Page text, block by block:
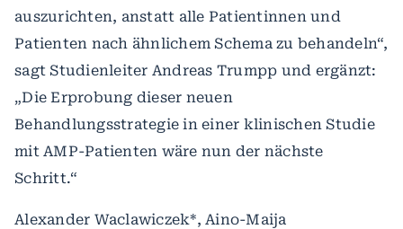
auszurichten, anstatt alle Patientinnen und
Patienten nach ähnlichem Schema zu behandeln“,
sagt Studienleiter Andreas Trumpp und ergänzt:
„Die Erprobung dieser neuen
Behandlungsstrategie in einer klinischen Studie
mit AMP-Patienten wäre nun der nächste
Schritt.“
Alexander Waclawiczek*, Aino-Maija